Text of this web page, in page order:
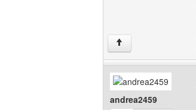
↑
andrea2459